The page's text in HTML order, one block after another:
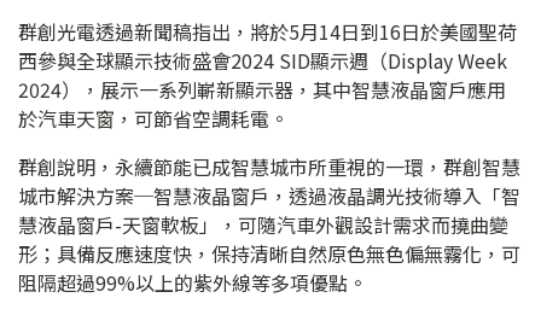
群創光電透過新聞稿指出，將於5月14日到16日於美國聖荷
西參與全球顯示技術盛會2024 SID顯示週（Display Week
2024），展示一系列嶄新顯示器，其中智慧液晶窗戶應用
於汽車天窗，可節省空調耗電。
群創說明，永續節能已成智慧城市所重視的一環，群創智慧
城市解決方案─智慧液晶窗戶，透過液晶調光技術導入「智
慧液晶窗戶-天窗軟板」，可隨汽車外觀設計需求而撓曲變
形；具備反應速度快，保持清晰自然原色無色偏無霧化，可
阻隔超過99%以上的紫外線等多項優點。